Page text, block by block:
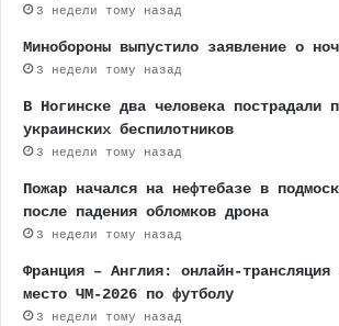
3 недели тому назад
Минобороны выпустило заявление о
3 недели тому назад
В Ногинске два человека пострадали
украинских беспилотников
3 недели тому назад
Пожар начался на нефтебазе в
после падения обломков дрона
3 недели тому назад
Франция – Англия: онлайн-
место ЧМ-2026 по футболу
3 недели тому назад